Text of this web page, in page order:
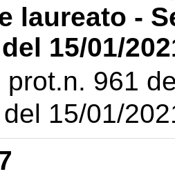
laureato -
15/01/
prot.n. 961
15/01/